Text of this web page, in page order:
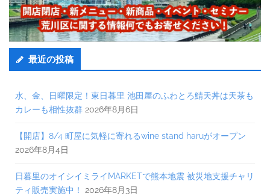
最近の投稿
水、金、日曜限定！東日暮里 池田屋のふわとろ鯖天丼は天茶も
カレーも相性抜群 2026年8月6日
【開店】8/4 町屋に気軽に寄れるwine stand haruがオープン
2026年8月4日
日暮里のオイシイミライMARKETで熊本地震 被災地支援チャリ
ティ販売実施中！
2026年8月3日